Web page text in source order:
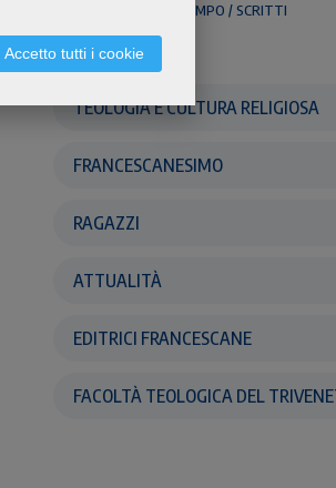
Accetto tutti i cookie
TESTIMONI NEL TEMPO / SCRITTI
VERBA VOLANT
TEOLOGIA E CULTURA RELIGIOSA
FRANCESCANESIMO
RAGAZZI
ATTUALITÀ
EDITRICI FRANCESCANE
FACOLTÀ TEOLOGICA DEL